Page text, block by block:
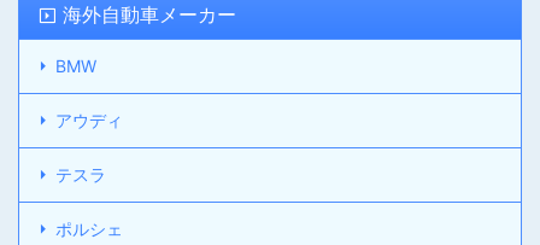
海外自動車メーカー
BMW
アウディ
テスラ
ポルシェ